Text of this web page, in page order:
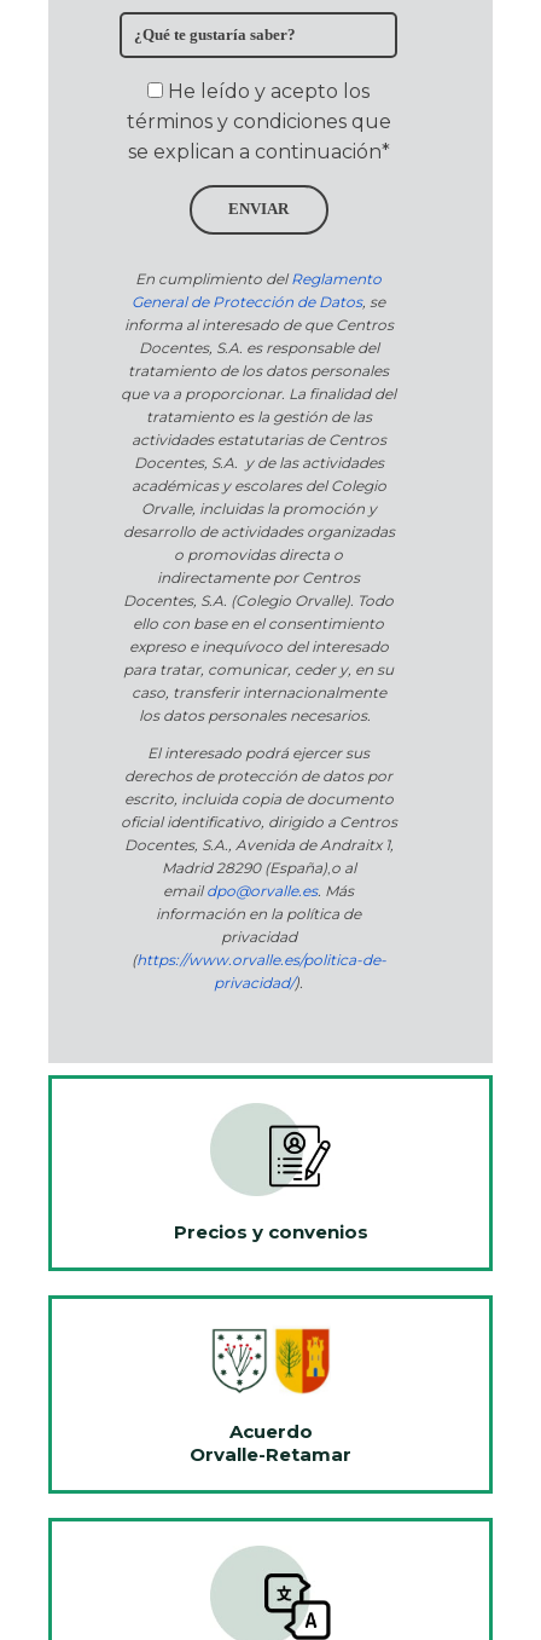
He leído y acepto los
términos y condiciones que
se explican a continuación*
ENVIAR
En cumplimiento delReglamento
General de Protección de Datos, se
informa al interesado de que Centros
Docentes, S.A. es responsable del
tratamiento de los datos personales
que va a proporcionar. La finalidad del
tratamiento es la gestión de las
actividades estatutarias de Centros
Docentes, S.A. y de las actividades
académicas y escolares del Colegio
Orvalle, incluidas la promoción y
desarrollo de actividades organizadas
o promovidas directa o
indirectamente por Centros
Docentes, S.A. (Colegio Orvalle). Todo
ello con base en el consentimiento
expreso e inequívoco del interesado
para tratar, comunicar, ceder y, en su
caso, transferir internacionalmente
los datos personales necesarios.
El interesado podrá ejercer sus
derechos de protección de datos por
escrito, incluida copia de documento
oficial identificativo, dirigido a Centros
Docentes, S.A., Avenida de Andraitx 1,
Madrid 28290 (España), o al
emaildpo@orvalle.es. Más
información en la política de
privacidad
(https://www.orvalle.es/politica-de-
privacidad/).
Precios y convenios
Acuerdo
Orvalle-Retamar